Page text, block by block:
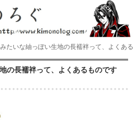
たいな紬っぽい生地の長襦袢って、よくあ
の長襦袢って、よくあるものです